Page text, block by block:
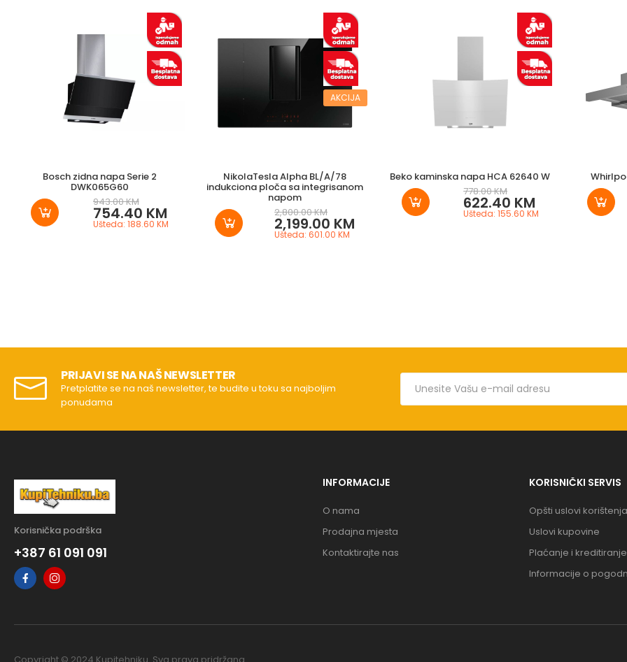
Bosch zidna napa Serie 2
DWK065G60
943.00 KM
754.40 KM
Ušteda: 188.60 KM
AKCIJA
NikolaTesla Alpha BL/A/78
indukciona ploča sa integrisanom
napom
2,800.00 KM
2,199.00 KM
Ušteda: 601.00 KM
Beko kaminska napa HCA 62640 W
778.00 KM
622.40 KM
Ušteda: 155.60 KM
PRIJAVI SE NA NAŠ NEWSLETTER
Pretplatite se na naš newsletter, te budite u toku sa najboljim
ponudama
Korisnička podrška
+387 61 091 091
INFORMACIJE
O nama
Prodajna mjesta
Kontaktirajte nas
KORISNIČKI SERVIS
Opšti uslovi korištenja
Uslovi kupovine
Plaćanje i kreditiranje
Informacije o